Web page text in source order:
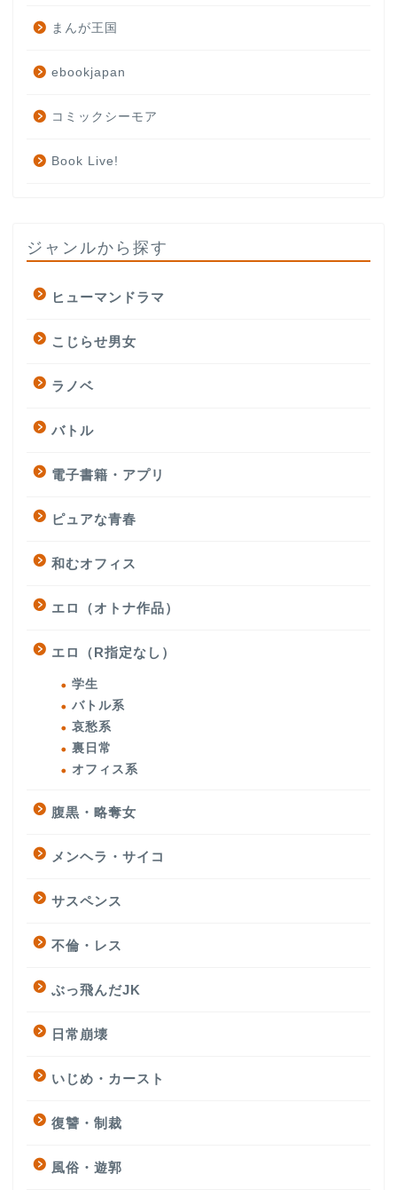
まんが王国
ebookjapan
コミックシーモア
Book Live!
ジャンルから探す
ヒューマンドラマ
こじらせ男女
ラノベ
バトル
電子書籍・アプリ
ピュアな青春
和むオフィス
エロ（オトナ作品）
エロ（R指定なし）
学生
バトル系
哀愁系
裏日常
オフィス系
腹黒・略奪女
メンヘラ・サイコ
サスペンス
不倫・レス
ぶっ飛んだJK
日常崩壊
いじめ・カースト
復讐・制裁
風俗・遊郭